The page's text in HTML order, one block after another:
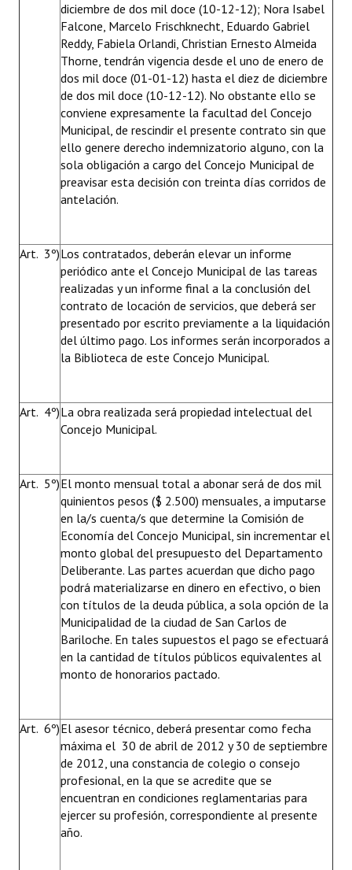
diciembre de dos mil doce (10-12-12); Nora Isabel
Falcone, Marcelo Frischknecht, Eduardo Gabriel
Reddy, Fabiela Orlandi, Christian Ernesto Almeida
Thorne, tendrán vigencia desde el uno de enero de
dos mil doce (01-01-12) hasta el diez de diciembre
de dos mil doce (10-12-12). No obstante ello se
conviene expresamente la facultad del Concejo
Municipal, de rescindir el presente contrato sin que
ello genere derecho indemnizatorio alguno, con la
sola obligación a cargo del Concejo Municipal de
preavisar esta decisión con treinta días corridos de
antelación.
Art. 3º)Los contratados, deberán elevar un informe
periódico ante el Concejo Municipal de las tareas
realizadas y un informe final a la conclusión del
contrato de locación de servicios, que deberá ser
presentado por escrito previamente a la liquidación
del último pago. Los informes serán incorporados a
la Biblioteca de este Concejo Municipal.
Art. 4º)La obra realizada será propiedad intelectual del
Concejo Municipal.
Art. 5º)El monto mensual total a abonar será de dos mil
quinientos pesos ($ 2.500) mensuales, a imputarse
en la/s cuenta/s que determine la Comisión de
Economía del Concejo Municipal, sin incrementar el
monto global del presupuesto del Departamento
Deliberante. Las partes acuerdan que dicho pago
podrá materializarse en dinero en efectivo, o bien
con títulos de la deuda pública, a sola opción de la
Municipalidad de la ciudad de San Carlos de
Bariloche. En tales supuestos el pago se efectuará
en la cantidad de títulos públicos equivalentes al
monto de honorarios pactado.
Art. 6º)El asesor técnico, deberá presentar como fecha
máxima el 30 de abril de 2012 y 30 de septiembre
de 2012, una constancia de colegio o consejo
profesional, en la que se acredite que se
encuentran en condiciones reglamentarias para
ejercer su profesión, correspondiente al presente
año.